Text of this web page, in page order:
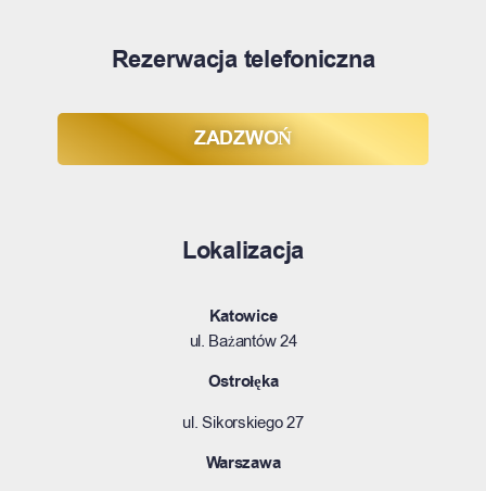
Rezerwacja telefoniczna
ZADZWOŃ
Lokalizacja
Katowice
ul. Bażantów 24
Ostrołęka
ul. Sikorskiego 27
Warszawa